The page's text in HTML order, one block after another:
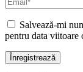
Salvează-mi
pentru data viitoare